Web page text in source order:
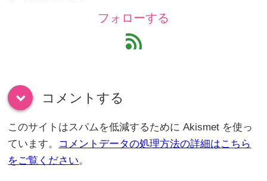
フォローする
feed
down コメントする
このサイトはスパムを低減するために Akismet を使っ
ています。 コメントデータの処理方法の詳細はこちら
をご覧ください。